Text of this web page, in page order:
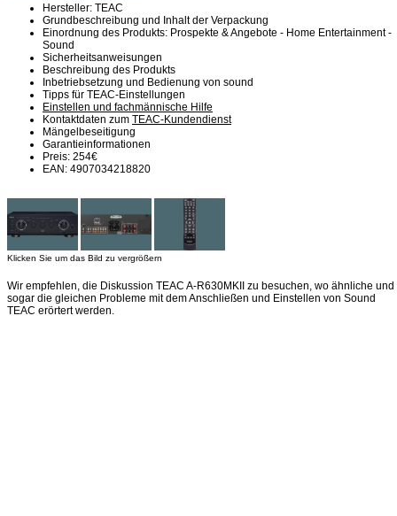
Hersteller: TEAC
Grundbeschreibung und Inhalt der Verpackung
Einordnung des Produkts: Prospekte & Angebote - Home Entertainment -
Sound
Sicherheitsanweisungen
Beschreibung des Produkts
Inbetriebsetzung und Bedienung von sound
Tipps für TEAC-Einstellungen
Einstellen und fachmännische Hilfe
Kontaktdaten zum TEAC-Kundendienst
Mängelbeseitigung
Garantieinformationen
Preis: 254€
EAN: 4907034218820
Klicken Sie um das Bild zu vergrößern
Wir empfehlen, die Diskussion TEAC A-R630MKII zu besuchen, wo ähnliche und
sogar die gleichen Probleme mit dem Anschließen und Einstellen von Sound
TEAC erörtert werden.